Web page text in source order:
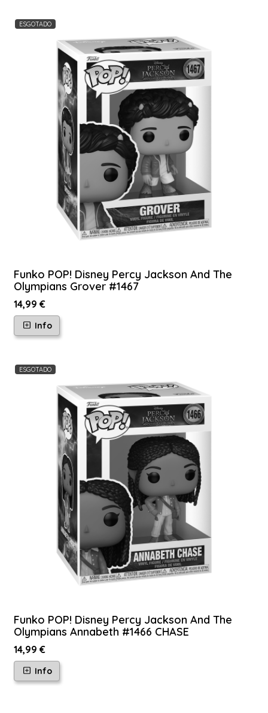
ESGOTADO
Funko POP! Disney Percy Jackson And The
Olympians Grover #1467
14,99 €
Info
ESGOTADO
Funko POP! Disney Percy Jackson And The
Olympians Annabeth #1466 CHASE
14,99 €
Info